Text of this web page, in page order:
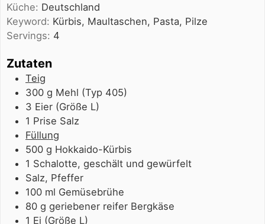
Küche: Deutschland
Keyword: Kürbis, Maultaschen, Pasta, Pilze
Servings: 4
Zutaten
Teig
300 g Mehl (Typ 405)
3 Eier (Größe L)
1 Prise Salz
Füllung
500 g Hokkaido-Kürbis
1 Schalotte, geschält und gewürfelt
Salz, Pfeffer
100 ml Gemüsebrühe
80 g geriebener reifer Bergkäse
1 Ei (Größe L)